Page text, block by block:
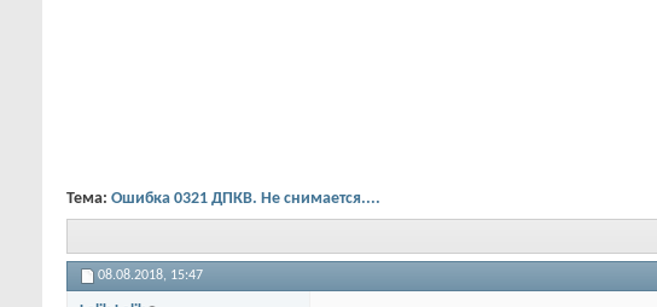
Тема: Ошибка 0321 ДПКВ. Не снимается....
08.08.2018, 15:47